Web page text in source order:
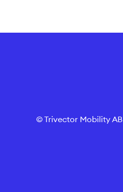
© Trivector Mobility AB